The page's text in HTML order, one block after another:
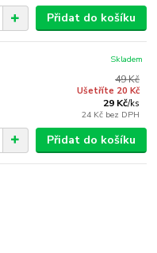
Přidat do košíku
49 Kč
Ušetříte 20 Kč
29 Kč/ks
24 Kč bez DPH
Skladem
Přidat do košíku